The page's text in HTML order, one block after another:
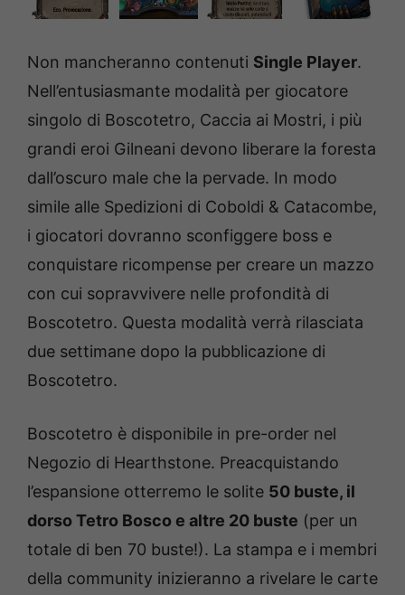
Non mancheranno contenuti Single Player.
Nell’entusiasmante modalità per giocatore
singolo di Boscotetro, Caccia ai Mostri, i più
grandi eroi Gilneani devono liberare la foresta
dall’oscuro male che la pervade. In modo
simile alle Spedizioni di Coboldi & Catacombe,
i giocatori dovranno sconfiggere boss e
conquistare ricompense per creare un mazzo
con cui sopravvivere nelle profondità di
Boscotetro. Questa modalità verrà rilasciata
due settimane dopo la pubblicazione di
Boscotetro.
Boscotetro è disponibile in pre-order nel
Negozio di Hearthstone. Preacquistando
l’espansione otterremo le solite 50 buste, il
dorso Tetro Bosco e altre 20 buste (per un
totale di ben 70 buste!). La stampa e i membri
della community inizieranno a rivelare le carte